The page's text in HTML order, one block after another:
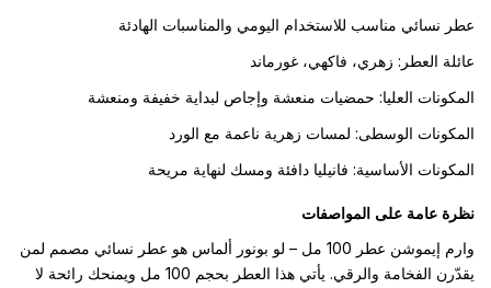
عطر نسائي مناسب للاستخدام اليومي والمناسبات الهادئة
عائلة العطر: زهري، فاكهي، غورماند
المكونات العليا: حمضيات منعشة وإجاص لبداية خفيفة ومنعشة
المكونات الوسطى: لمسات زهرية ناعمة مع الورد
المكونات الأساسية: فانيليا دافئة ومسك لنهاية مريحة
نظرة عامة على المواصفات
وارم إيموشن عطر 100 مل – لو بونور ألماس هو عطر نسائي مصمم لمن
يقدّرن الفخامة والرقي. يأتي هذا العطر بحجم 100 مل ويمنحك رائحة لا